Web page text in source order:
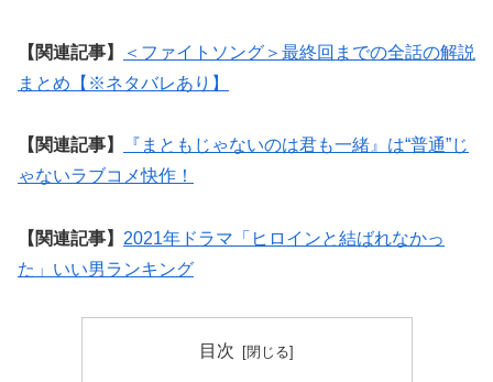
【関連記事】
＜ファイトソング＞最終回までの全話の解説
まとめ【※ネタバレあり】
【関連記事】
『まともじゃないのは君も一緒』は“普通”じ
ゃないラブコメ快作！
【関連記事】 2021年ドラマ「ヒロインと結ばれなかっ
た」いい男ランキング
目次